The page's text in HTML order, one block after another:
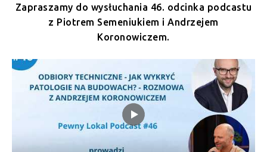
Zapraszamy do wysłuchania 46. odcinka podcastu
z Piotrem Semeniukiem i Andrzejem
Koronowiczem.